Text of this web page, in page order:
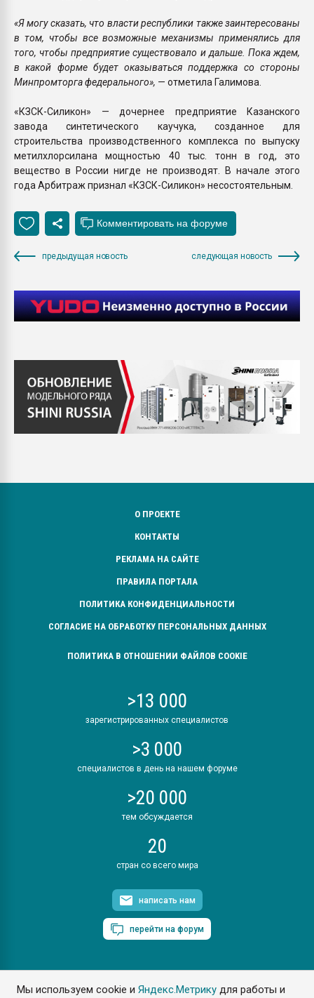
Мы используем cookie иЯндекс.Метрику для работы и
«Я могу сказать, что власти республики также заинтересованы
в том, чтобы все возможные механизмы применялись для
того, чтобы предприятие существовало и дальше. Пока ждем,
в какой форме будет оказываться поддержка со стороны
Минпромторга федерального», — отметила Галимова.
«КЗСК-Силикон» — дочернее предприятие Казанского
завода синтетического каучука, созданное для
строительства производственного комплекса по выпуску
метилхлорсилана мощностью 40 тыс. тонн в год, это
вещество в России нигде не производят. В начале этого
года Арбитраж признал «КЗСК-Силикон» несостоятельным.
предыдущая новость следующая новость
О ПРОЕКТЕ
КОНТАКТЫ
РЕКЛАМА НА САЙТЕ
ПРАВИЛА ПОРТАЛА
ПОЛИТИКА КОНФИДЕНЦИАЛЬНОСТИ
СОГЛАСИЕ НА ОБРАБОТКУ ПЕРСОНАЛЬНЫХ ДАННЫХ
ПОЛИТИКА В ОТНОШЕНИИ ФАЙЛОВ COOKIE
>13 000
зарегистрированных специалистов
>3 000
специалистов в день на нашем форуме
>20 000
тем обсуждается
20
стран со всего мира
написать нам
перейти на форум
ПластЭксперт © 2006. Все права защищены